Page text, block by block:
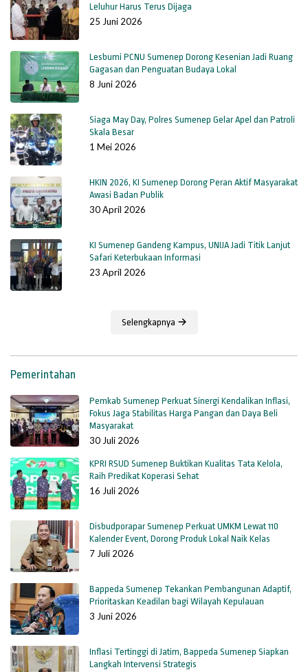
Leluhur Harus Terus Dijaga
25 Juni 2026
Lesbumi PCNU Sumenep Dorong Kesenian Jadi Ruang
Gagasan dan Penguatan Budaya Lokal
8 Juni 2026
Siaga May Day, Polres Sumenep Gelar Apel dan Patroli
Skala Besar
1 Mei 2026
HKIN 2026, KI Sumenep Dorong Peran Aktif Masyarakat
Awasi Badan Publik
30 April 2026
KI Sumenep Gandeng Kampus, UNIJA Jadi Titik Lanjut
Safari Keterbukaan Informasi
23 April 2026
Selengkapnya
Pemerintahan
Pemkab Sumenep Perkuat Sinergi Kendalikan Inflasi,
Fokus Jaga Stabilitas Harga Pangan dan Daya Beli
Masyarakat
30 Juli 2026
KPRI RSUD Sumenep Buktikan Kualitas Tata Kelola,
Raih Predikat Koperasi Sehat
16 Juli 2026
Disbudporapar Sumenep Perkuat UMKM Lewat 110
Kalender Event, Dorong Produk Lokal Naik Kelas
7 Juli 2026
Bappeda Sumenep Tekankan Pembangunan Adaptif,
Prioritaskan Keadilan bagi Wilayah Kepulauan
3 Juni 2026
Inflasi Tertinggi di Jatim, Bappeda Sumenep Siapkan
Langkah Intervensi Strategis